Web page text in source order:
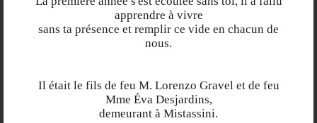
apprendre à vivre
sans ta présence et remplir ce vide en chacun de
nous.
Il était le fils de feu M. Lorenzo Gravel et de feu
Mme Éva Desjardins,
demeurant à Mistassini.